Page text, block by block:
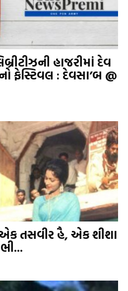
હાજરીમાં દેવ
ફેસ્ટિવલ : દેવસા’બ @
તસવીર હૈ, એક શીશા